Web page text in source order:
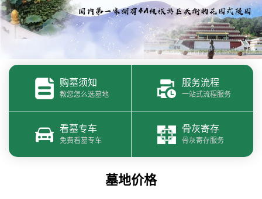
购墓须知
教您怎么选墓地
服务流程
一站式流程服务
看墓专车
免费看墓专车
骨灰寄存
骨灰寄存服务
墓地价格